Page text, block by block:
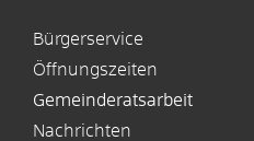
Bürgerservice
Öffnungszeiten
Gemeinderatsarbeit
Nachrichten